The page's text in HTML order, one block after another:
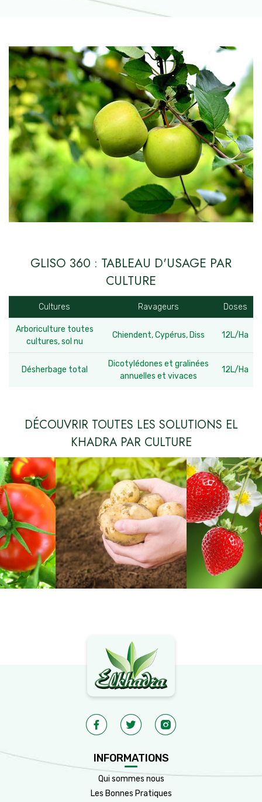
GLISO 360 : TABLEAU D'USAGE PAR
CULTURE
Cultures Ravageurs Doses
Arboriculture toutes
cultures, sol nu
Chiendent, Cypérus, Diss 12L/Ha
Désherbage total
Dicotylédones et gralinées
annuelles et vivaces
12L/Ha
DÉCOUVRIR TOUTES LES SOLUTIONS EL
KHADRA PAR CULTURE
INFORMATIONS
Qui sommes nous
Les Bonnes Pratiques